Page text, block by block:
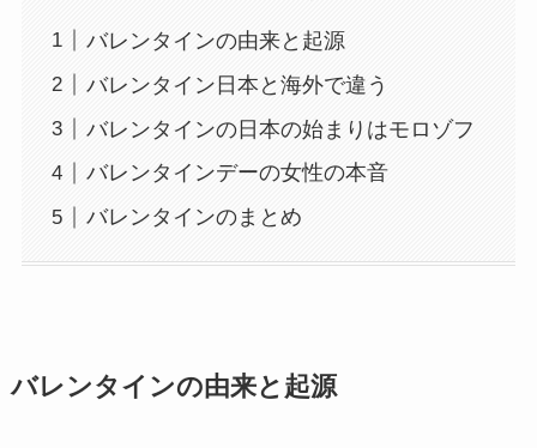
バレンタインの由来と起源
バレンタイン日本と海外で違う
バレンタインの日本の始まりはモロゾフ
バレンタインデーの女性の本音
バレンタインのまとめ
バレンタインの由来と起源